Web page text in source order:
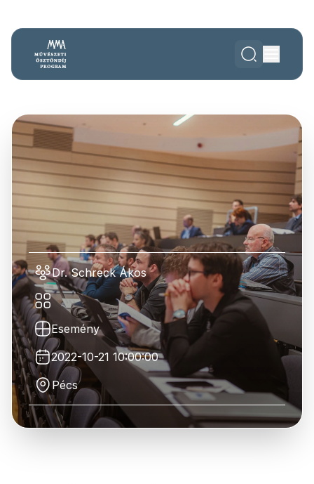
Dr. Schreck Ákos
Esemény
2022-10-21 10:00:00
Pécs